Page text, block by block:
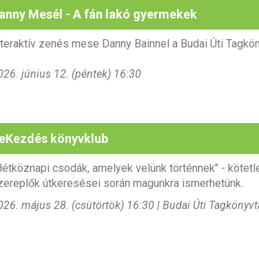
Mesél - A fán lakó gyermekek
zenés mese Danny Bainnel a Budai Úti
június 12. (péntek) 16:30
könyvklub
csodák, amelyek velünk történnek" -
útkeresései során magunkra ismerhetünk.
május 28. (csütörtök) 16:30 | Budai Úti